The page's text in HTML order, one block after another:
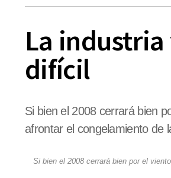
La
difícil
Si bien el 2008 cerrará bien
afrontar el congelamiento de
Si bien el 2008 cerrará bien por el